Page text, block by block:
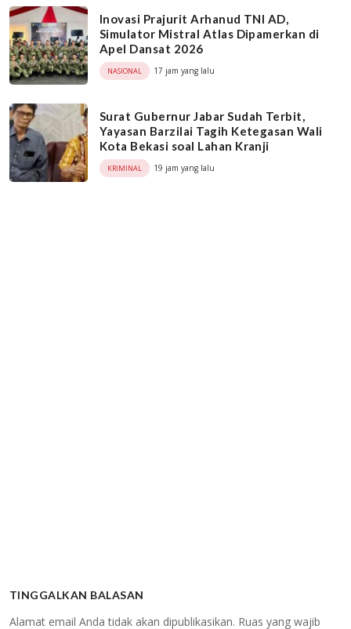
Inovasi Prajurit Arhanud TNI AD,
Simulator Mistral Atlas Dipamerkan di
Apel Dansat 2026
NASIONAL 17 jam yang lalu
Surat Gubernur Jabar Sudah Terbit,
Yayasan Barzilai Tagih Ketegasan Wali
Kota Bekasi soal Lahan Kranji
KRIMINAL 19 jam yang lalu
TINGGALKAN BALASAN
Alamat email Anda tidak akan dipublikasikan. Ruas yang wajib